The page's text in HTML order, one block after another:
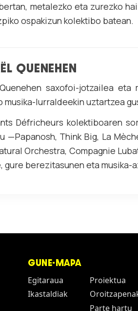
metalezko eta zurezko
ospakizun kolektibo batean.
QUENEHEN
saxofoi-jotzailea
musika-lurraldeekin uztartzea
Défricheurs kolektiboaren
—Papanosh, Think Big, La
Orchestra, Compagnie
gure berezitasunen eta
GUNE-MAPA
Egitaraua
Ikastaldiak
Proiektua
Parte hartu